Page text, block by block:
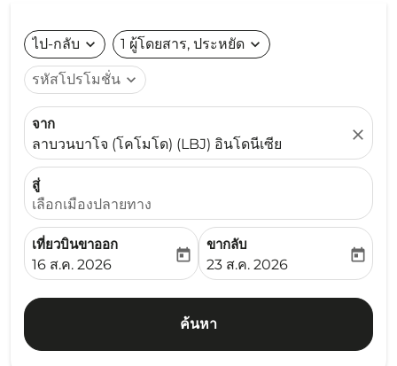
ไป-กลับ expand_more 1 ผู้โดยสาร, ประหยัด expand_more
รหัสโปรโมชั่น expand_more
จาก
ลาบวนบาโจ (โคโมโด) (LBJ) อินโดนีเซีย
close
สู่
เลือกเมืองปลายทาง
เที่ยวบินขาออก
fc-booking-departure-date-aria-label
16 ส.ค. 2026
today
ขากลับ
fc-booking-return-date-
23 ส.ค. 2026
today
ค้นหา